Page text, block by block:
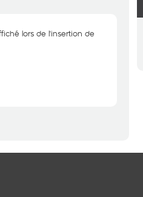
lors de l'insertion de